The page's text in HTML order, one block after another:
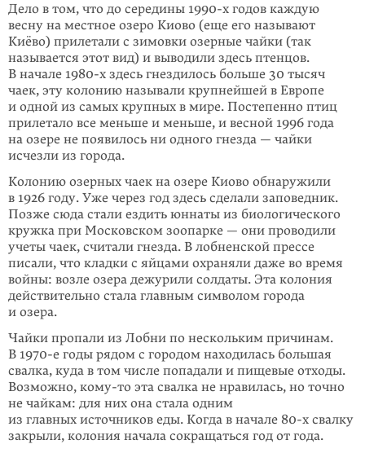
Дело в том, что до середины 1990-х годов каждую
весну на местное озеро Киово (еще его называют
Киёво) прилетали с зимовки озерные чайки (так
называется этот вид) и выводили здесь птенцов.
В начале 1980-х здесь гнездилось больше 30 тысяч
чаек, эту колонию называли крупнейшей в Европе
и одной из самых крупных в мире. Постепенно птиц
прилетало все меньше и меньше, и весной 1996 года
на озере не появилось ни одного гнезда — чайки
исчезли из города.
Колонию озерных чаек на озере Киово обнаружили
в 1926 году. Уже через год здесь сделали заповедник.
Позже сюда стали ездить юннаты из биологического
кружка при Московском зоопарке — они проводили
учеты чаек, считали гнезда. В лобненской прессе
писали, что кладки с яйцами охраняли даже во время
войны: возле озера дежурили солдаты. Эта колония
действительно стала главным символом города
и озера.
Чайки пропали из Лобни по нескольким причинам.
В 1970-е годы рядом с городом находилась большая
свалка, куда в том числе попадали и пищевые отходы.
Возможно, кому-то эта свалка не нравилась, но точно
не чайкам: для них она стала одним
из главных источников еды. Когда в начале 80-х свалку
закрыли, колония начала сокращаться год от года.